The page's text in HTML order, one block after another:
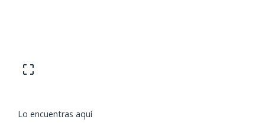
Lo encuentras aquí